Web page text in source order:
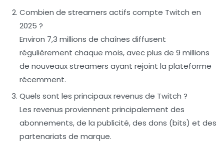
Combien de streamers actifs compte Twitch en
2025 ?
Environ 7,3 millions de chaînes diffusent
régulièrement chaque mois, avec plus de 9 millions
de nouveaux streamers ayant rejoint la plateforme
récemment.
Quels sont les principaux revenus de Twitch ?
Les revenus proviennent principalement des
abonnements, de la publicité, des dons (bits) et des
partenariats de marque.